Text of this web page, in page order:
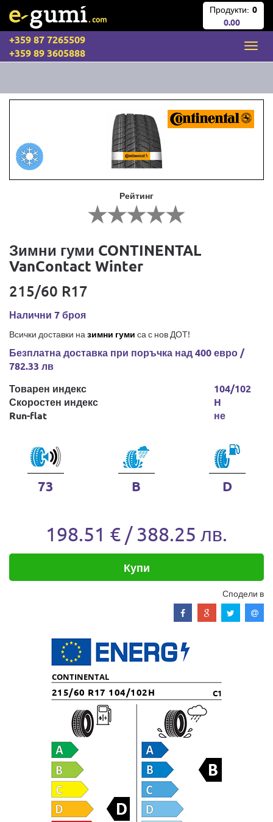
Продукти: 0
0.00
+359 87 7265509
+359 89 3605888
Рейтинг
Зимни гуми CONTINENTAL
VanContact Winter
215/60 R17
Налични 7 броя
Всички доставки на зимни гуми са с нов ДОТ!
Безплатна доставка при поръчка над 400 евро /
782.33 лв
Товарен индекс
Скоростен индекс
Run-flat
104/102
H
не
73 B D
198.51 € / 388.25 лв.
Купи
Сподели в
CONTINENTAL
215/60 R17 104/102H C1